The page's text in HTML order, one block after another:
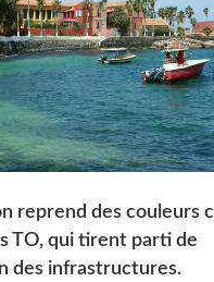
reprend des couleurs
TO, qui tirent parti de
des infrastructures.